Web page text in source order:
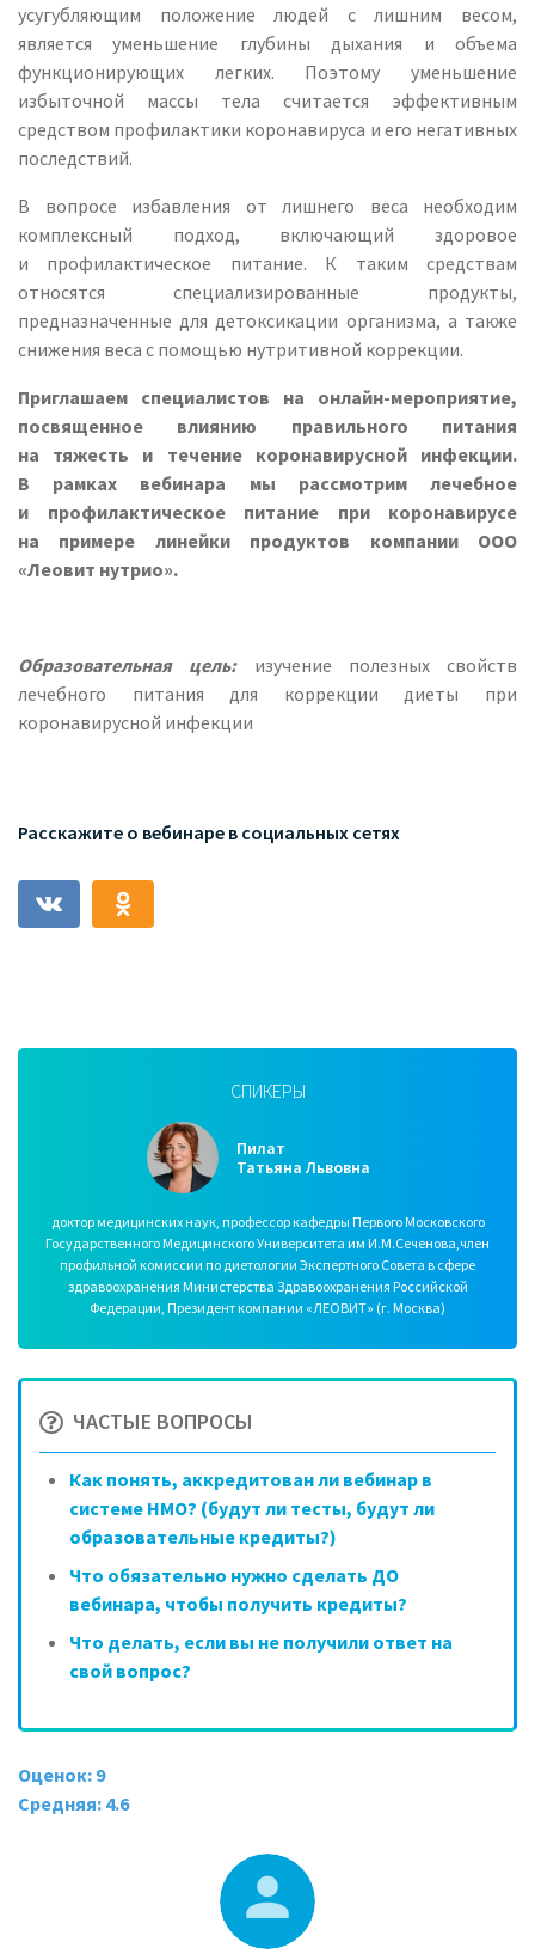
усугубляющим положение людей с лишним весом,
является уменьшение глубины дыхания и объема
функционирующих легких. Поэтому уменьшение
избыточной массы тела считается эффективным
средством профилактики коронавируса и его негативных
последствий.
В вопросе избавления от лишнего веса необходим
комплексный подход, включающий здоровое
и профилактическое питание. К таким средствам
относятся специализированные продукты,
предназначенные для детоксикации организма, а также
снижения веса с помощью нутритивной коррекции.
Приглашаем специалистов на онлайн-мероприятие,
посвященное влиянию правильного питания
на тяжесть и течение коронавирусной инфекции.
В рамках вебинара мы рассмотрим лечебное
и профилактическое питание при коронавирусе
на примере линейки продуктов компании ООО
«Леовит нутрио».
Образовательная цель: изучение полезных свойств
лечебного питания для коррекции диеты при
коронавирусной инфекции
Расскажите о вебинаре в социальных сетях
СПИКЕРЫ
Пилат
Татьяна Львовна
доктор медицинских наук, профессор кафедры Первого Московского
Государственного Медицинского Университета им И.М.Сеченова,член
профильной комиссии по диетологии Экспертного Совета в сфере
здравоохранения Министерства Здравоохранения Российской
Федерации, Президент компании «ЛЕОВИТ» (г. Москва)
ЧАСТЫЕ ВОПРОСЫ
Как понять, аккредитован ли вебинар в
системе НМО? (будут ли тесты, будут ли
образовательные кредиты?)
Что обязательно нужно сделать ДО
вебинара, чтобы получить кредиты?
Что делать, если вы не получили ответ на
свой вопрос?
Оценок: 9
Средняя: 4.6